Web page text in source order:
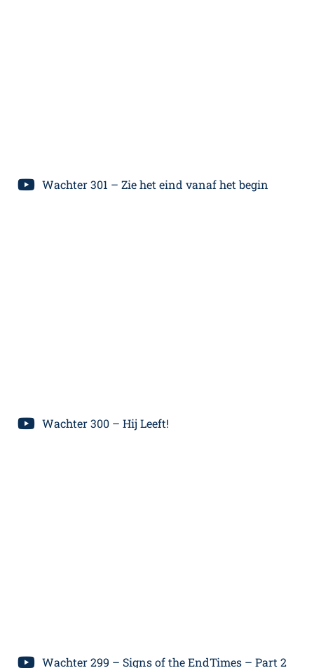
Wachter 301 – Zie het eind vanaf het begin
Wachter 300 – Hij Leeft!
Wachter 299 – Signs of the EndTimes – Part 2